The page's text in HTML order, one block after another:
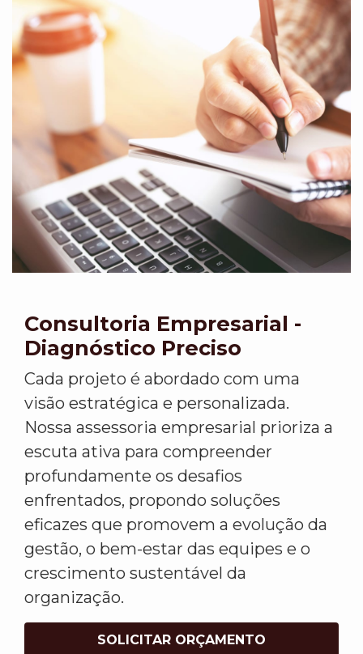
Consultoria Empresarial -
Diagnóstico Preciso
Cada projeto é abordado com uma
visão estratégica e personalizada.
Nossa assessoria empresarial prioriza a
escuta ativa para compreender
profundamente os desafios
enfrentados, propondo soluções
eficazes que promovem a evolução da
gestão, o bem-estar das equipes e o
crescimento sustentável da
organização.
SOLICITAR ORÇAMENTO